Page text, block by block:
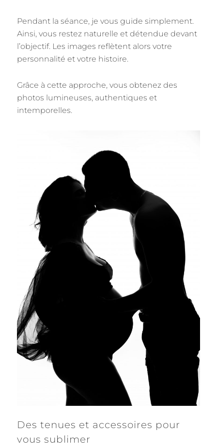
Pendant la séance, je vous guide simplement.
Ainsi, vous restez naturelle et détendue devant
l’objectif. Les images reflètent alors votre
personnalité et votre histoire.
Grâce à cette approche, vous obtenez des
photos lumineuses, authentiques et
intemporelles.
Des tenues et accessoires pour
vous sublimer